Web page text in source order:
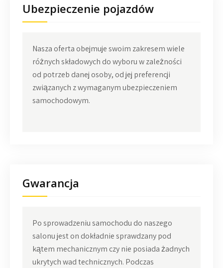
Ubezpieczenie pojazdów
Nasza oferta obejmuje swoim zakresem wiele
różnych składowych do wyboru w zależności
od potrzeb danej osoby, od jej preferencji
związanych z wymaganym ubezpieczeniem
samochodowym.
Gwarancja
Po sprowadzeniu samochodu do naszego
salonu jest on dokładnie sprawdzany pod
kątem mechanicznym czy nie posiada żadnych
ukrytych wad technicznych. Podczas